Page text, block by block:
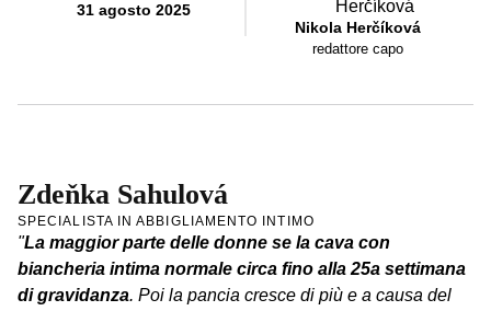
31 agosto 2025
Nikola Herčíková
redattore capo
Zdeňka Sahulová
SPECIALISTA IN ABBIGLIAMENTO INTIMO
"La maggior parte delle donne se la cava con
biancheria intima normale circa fino alla 25a settimana
di gravidanza. Poi la pancia cresce di più e a causa del